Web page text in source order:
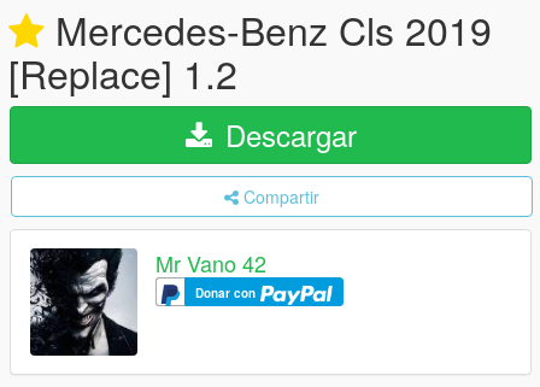
Mercedes-Benz Cls 2019
[Replace] 1.2
Descargar
Compartir
Mr Vano 42
Donar con